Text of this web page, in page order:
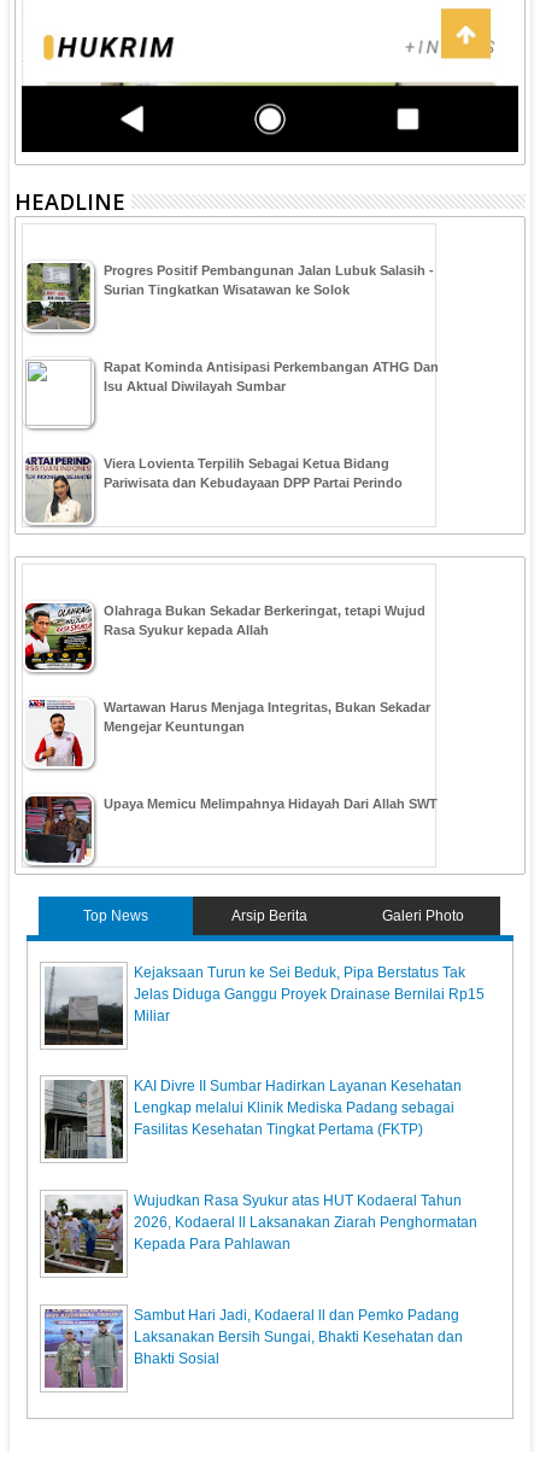
HEADLINE
Progres Positif Pembangunan Jalan Lubuk Salasih -
Surian Tingkatkan Wisatawan ke Solok
Rapat Kominda Antisipasi Perkembangan ATHG Dan
Isu Aktual Diwilayah Sumbar
Viera Lovienta Terpilih Sebagai Ketua Bidang
Pariwisata dan Kebudayaan DPP Partai Perindo
Olahraga Bukan Sekadar Berkeringat, tetapi Wujud
Rasa Syukur kepada Allah
Wartawan Harus Menjaga Integritas, Bukan Sekadar
Mengejar Keuntungan
Upaya Memicu Melimpahnya Hidayah Dari Allah SWT
Top News Arsip Berita Galeri Photo
Kejaksaan Turun ke Sei Beduk, Pipa Berstatus Tak
Jelas Diduga Ganggu Proyek Drainase Bernilai Rp15
Miliar
KAI Divre II Sumbar Hadirkan Layanan Kesehatan
Lengkap melalui Klinik Mediska Padang sebagai
Fasilitas Kesehatan Tingkat Pertama (FKTP)
Wujudkan Rasa Syukur atas HUT Kodaeral Tahun
2026, Kodaeral ll Laksanakan Ziarah Penghormatan
Kepada Para Pahlawan
Sambut Hari Jadi, Kodaeral ll dan Pemko Padang
Laksanakan Bersih Sungai, Bhakti Kesehatan dan
Bhakti Sosial